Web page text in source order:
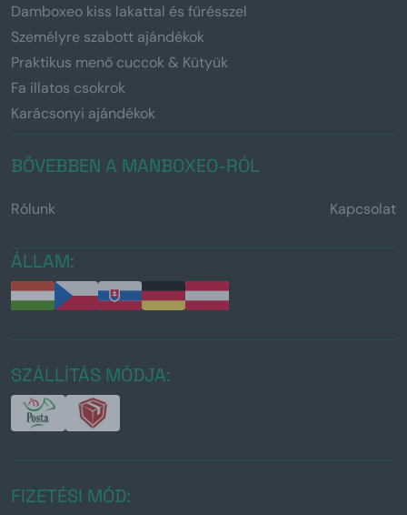
Damboxeo kiss lakattal és fűrésszel
Személyre szabott ajándékok
Praktikus menő cuccok & Kütyük
Fa illatos csokrok
Karácsonyi ajándékok
BŐVEBBEN A MANBOXEO-RÓL
Rólunk Kapcsolat
ÁLLAM:
SZÁLLÍTÁS MÓDJA:
FIZETÉSI MÓD: